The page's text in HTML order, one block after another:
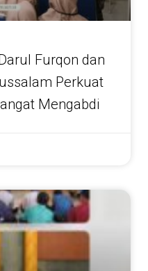
Furqon dan
Perkuat
Mengabdi